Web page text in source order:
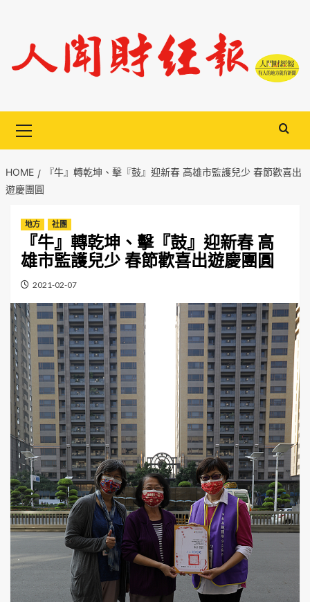
content
Menu
HOME
『牛』轉乾坤、擊『鼓』迎新春 高雄市監護兒少 春節歡喜出
遊慶團圓
地方 社團
『牛』轉乾坤、擊『鼓』迎新春 高
雄市監護兒少 春節歡喜出遊慶團圓
2021-02-07